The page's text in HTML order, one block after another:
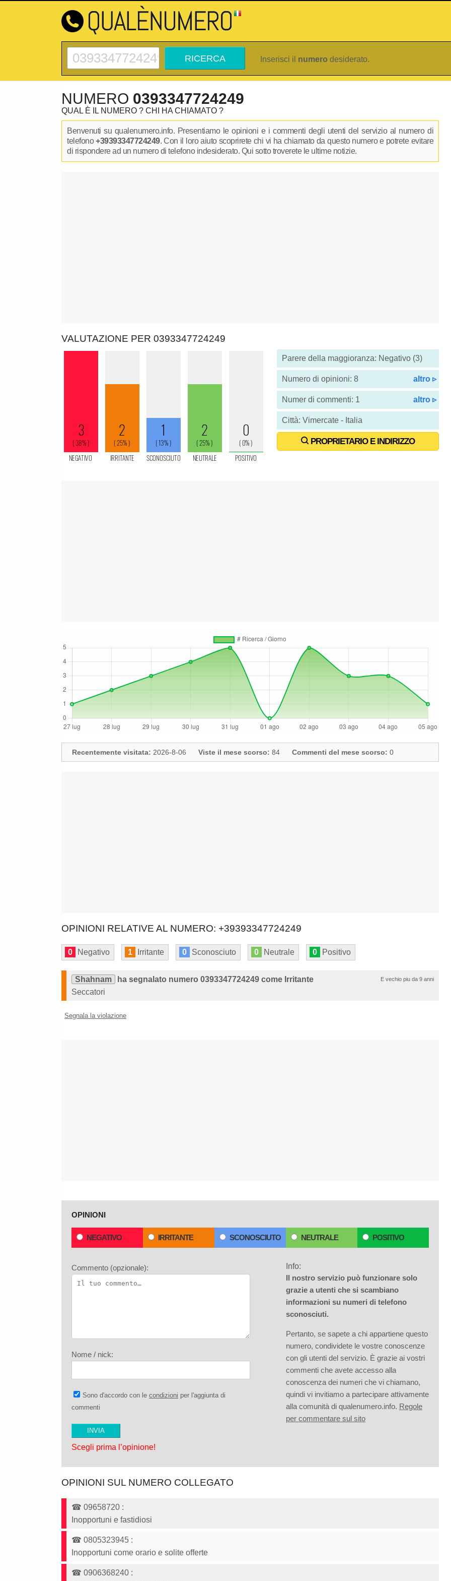
Inserisci il numero desiderato.
NUMERO 0393347724249
QUAL È IL NUMERO ? CHI HA CHIAMATO ?
Benvenuti su qualenumero.info. Presentiamo le opinioni e i commenti degli utenti del servizio al numero di
telefono+39393347724249. Con il loro aiuto scoprirete chi vi ha chiamato da questo numero e potrete evitare
di rispondere ad un numero di telefono indesiderato. Qui sotto troverete le ultime notizie.
VALUTAZIONE PER 0393347724249
Parere della maggioranza: Negativo (3)
Numero di opinioni: 8 altro ▹
Numer di commenti: 1 altro ▹
Città: Vimercate - Italia
PROPRIETARIO E INDIRIZZO
Recentemente visitata: 2026-8-06 Viste il mese scorso: 84 Commenti del mese scorso: 0
OPINIONI RELATIVE AL NUMERO: +39393347724249
0 Negativo 1 Irritante 0 Sconosciuto 0 Neutrale 0 Positivo
E vechio piu da 9 anni
Shahnam
ha segnalato numero 0393347724249 come Irritante
Seccatori
Segnala la violazione
OPINIONI
NEGATIVO IRRITANTE SCONOSCIUTO NEUTRALE POSITIVO
Commento (opzionale):
Nome / nick:
Sono d'accordo con le condizioni per l'aggiunta di
commenti
Scegli prima l’opinione!
Info:
Il nostro servizio può funzionare solo
grazie a utenti che si scambiano
informazioni su numeri di telefono
sconosciuti.
Pertanto, se sapete a chi appartiene questo
numero, condividete le vostre conoscenze
con gli utenti del servizio. È grazie ai vostri
commenti che avete accesso alla
conoscenza dei numeri che vi chiamano,
quindi vi invitiamo a partecipare attivamente
alla comunità di qualenumero.info. Regole
per commentare sul sito
OPINIONI SUL NUMERO COLLEGATO
☎ 09658720 :
Inopportuni e fastidiosi
☎ 0805323945 :
Inopportuni come orario e solite offerte
☎ 0906368240 :